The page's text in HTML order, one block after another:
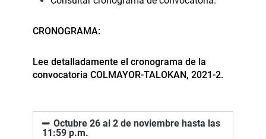
CRONOGRAMA:
Lee detalladamente el cronograma de la
convocatoria COLMAYOR-TALOKAN, 2021-2.
Octubre 26 al 2 de noviembre hasta las
11:59 p.m.